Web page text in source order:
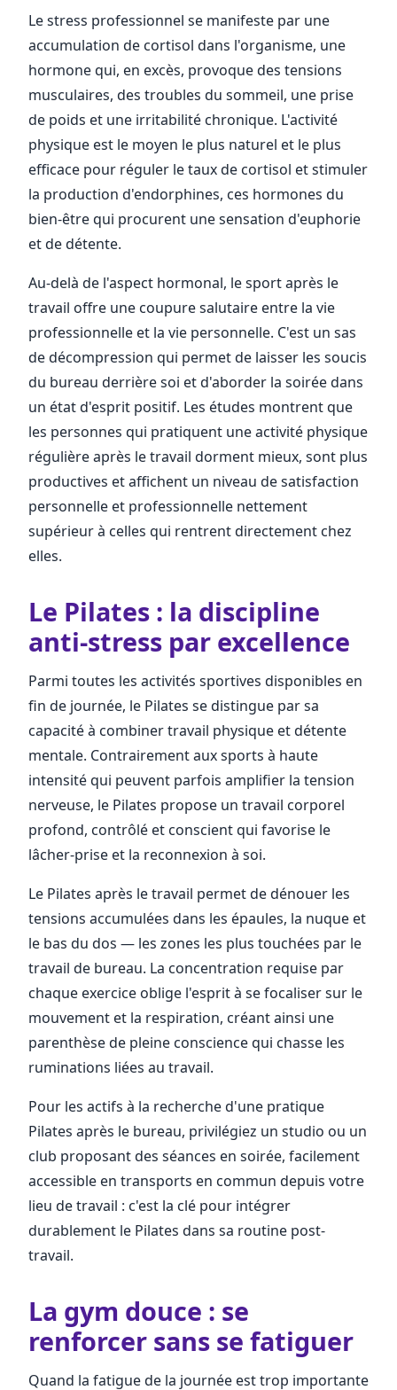
Le stress professionnel se manifeste par une
accumulation de cortisol dans l'organisme, une
hormone qui, en excès, provoque des tensions
musculaires, des troubles du sommeil, une prise
de poids et une irritabilité chronique. L'activité
physique est le moyen le plus naturel et le plus
efficace pour réguler le taux de cortisol et stimuler
la production d'endorphines, ces hormones du
bien-être qui procurent une sensation d'euphorie
et de détente.
Au-delà de l'aspect hormonal, le sport après le
travail offre une coupure salutaire entre la vie
professionnelle et la vie personnelle. C'est un sas
de décompression qui permet de laisser les soucis
du bureau derrière soi et d'aborder la soirée dans
un état d'esprit positif. Les études montrent que
les personnes qui pratiquent une activité physique
régulière après le travail dorment mieux, sont plus
productives et affichent un niveau de satisfaction
personnelle et professionnelle nettement
supérieur à celles qui rentrent directement chez
elles.
Le Pilates : la discipline
anti-stress par excellence
Parmi toutes les activités sportives disponibles en
fin de journée, le Pilates se distingue par sa
capacité à combiner travail physique et détente
mentale. Contrairement aux sports à haute
intensité qui peuvent parfois amplifier la tension
nerveuse, le Pilates propose un travail corporel
profond, contrôlé et conscient qui favorise le
lâcher-prise et la reconnexion à soi.
Le Pilates après le travail permet de dénouer les
tensions accumulées dans les épaules, la nuque et
le bas du dos — les zones les plus touchées par le
travail de bureau. La concentration requise par
chaque exercice oblige l'esprit à se focaliser sur le
mouvement et la respiration, créant ainsi une
parenthèse de pleine conscience qui chasse les
ruminations liées au travail.
Pour les actifs à la recherche d'une pratique
Pilates après le bureau, privilégiez un studio ou un
club proposant des séances en soirée, facilement
accessible en transports en commun depuis votre
lieu de travail : c'est la clé pour intégrer
durablement le Pilates dans sa routine post-
travail.
La gym douce : se
renforcer sans se fatiguer
Quand la fatigue de la journée est trop importante